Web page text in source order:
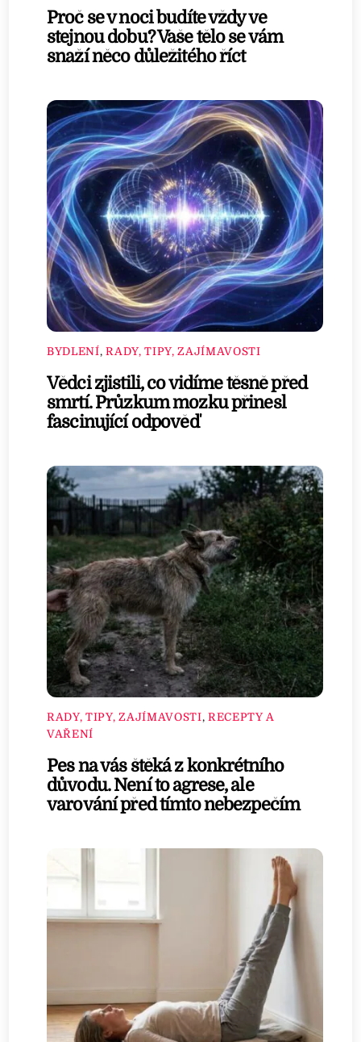
Proč se v noci budíte vždy ve
stejnou dobu? Vaše tělo se vám
snaží něco důležitého říct
BYDLENÍ,RADY, TIPY, ZAJÍMAVOSTI
Vědci zjistili, co vidíme těsně před
smrtí. Průzkum mozku přinesl
fascinující odpověď
RADY, TIPY, ZAJÍMAVOSTI, RECEPTY A
VAŘENÍ
Pes na vás štěká z konkrétního
důvodu. Není to agrese, ale
varování před tímto nebezpečím